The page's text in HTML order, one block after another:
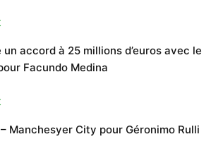
un accord à 25 millions d’euros avec le
Facundo Medina
Manchesyer City pour Géronimo Rulli